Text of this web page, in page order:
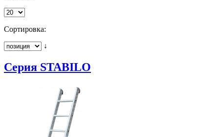
Сортировка:
↓
Серия STABILO